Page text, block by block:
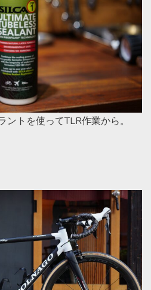
トを使ってTLR作業から。